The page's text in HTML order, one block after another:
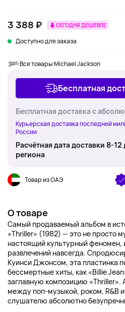
3 388 ₽ СЕГОДНЯ ДЕШЕВЛЕ
Доступно для заказа
Все товары Michael Jackson
Бесплатная
Бесплатная доставка с
Курьерская доставка последней
России
Расчётная дата доставки 8-
региона
Товар из ОАЭ
О товаре
Самый продаваемый альбом в
«Thriller» (1982) — это не просто
настоящий культурный
развлечений навсегда.
Куинси Джонсом, эта пластинка
бессмертные хиты, как «Billie
заглавную композицию «Thriller».
между поп-музыкой, роком, R&B
слушателю абсолютно